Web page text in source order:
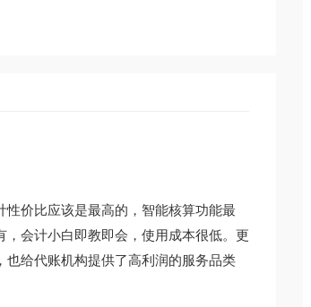
价比应该是最高的，智能核算功能最
会计小白即教即会，使用成本很低。更
给代账机构提供了高利润的服务品类